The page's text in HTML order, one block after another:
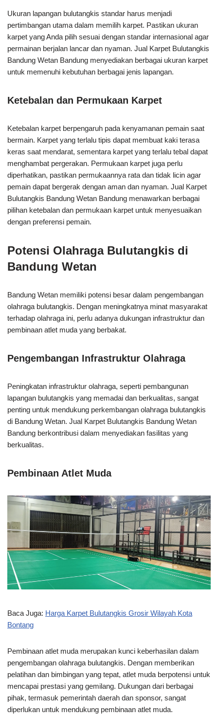
Ukuran lapangan bulutangkis standar harus menjadi
pertimbangan utama dalam memilih karpet. Pastikan ukuran
karpet yang Anda pilih sesuai dengan standar internasional agar
permainan berjalan lancar dan nyaman. Jual Karpet Bulutangkis
Bandung Wetan Bandung menyediakan berbagai ukuran karpet
untuk memenuhi kebutuhan berbagai jenis lapangan.
Ketebalan dan Permukaan Karpet
Ketebalan karpet berpengaruh pada kenyamanan pemain saat
bermain. Karpet yang terlalu tipis dapat membuat kaki terasa
keras saat mendarat, sementara karpet yang terlalu tebal dapat
menghambat pergerakan. Permukaan karpet juga perlu
diperhatikan, pastikan permukaannya rata dan tidak licin agar
pemain dapat bergerak dengan aman dan nyaman. Jual Karpet
Bulutangkis Bandung Wetan Bandung menawarkan berbagai
pilihan ketebalan dan permukaan karpet untuk menyesuaikan
dengan preferensi pemain.
Potensi Olahraga Bulutangkis di
Bandung Wetan
Bandung Wetan memiliki potensi besar dalam pengembangan
olahraga bulutangkis. Dengan meningkatnya minat masyarakat
terhadap olahraga ini, perlu adanya dukungan infrastruktur dan
pembinaan atlet muda yang berbakat.
Pengembangan Infrastruktur Olahraga
Peningkatan infrastruktur olahraga, seperti pembangunan
lapangan bulutangkis yang memadai dan berkualitas, sangat
penting untuk mendukung perkembangan olahraga bulutangkis
di Bandung Wetan. Jual Karpet Bulutangkis Bandung Wetan
Bandung berkontribusi dalam menyediakan fasilitas yang
berkualitas.
Pembinaan Atlet Muda
Baca Juga: Harga Karpet Bulutangkis Grosir Wilayah Kota
Bontang
Pembinaan atlet muda merupakan kunci keberhasilan dalam
pengembangan olahraga bulutangkis. Dengan memberikan
pelatihan dan bimbingan yang tepat, atlet muda berpotensi untuk
mencapai prestasi yang gemilang. Dukungan dari berbagai
pihak, termasuk pemerintah daerah dan sponsor, sangat
diperlukan untuk mendukung pembinaan atlet muda.